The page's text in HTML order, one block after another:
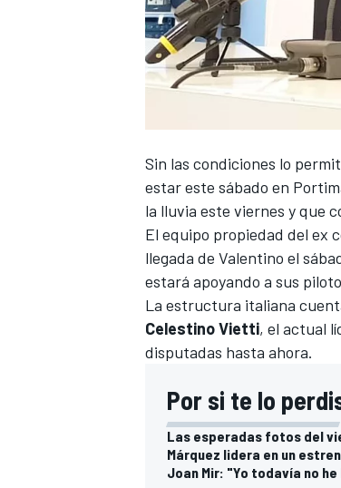
Sin las condiciones lo
estar este sábado en
la lluvia este viernes y que
El equipo propiedad del ex
llegada de Valentino el
estará apoyando a sus
La estructura italiana
Celestino Vietti, el actual
disputadas hasta ahora.
Por si te lo
Las esperadas fotos del
Márquez lidera en un
Joan Mir: "Yo todavía no